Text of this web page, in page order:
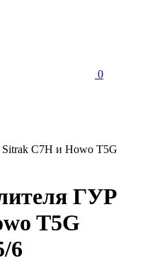
0
C7H и Howo T5G
ГУР
T5G
6